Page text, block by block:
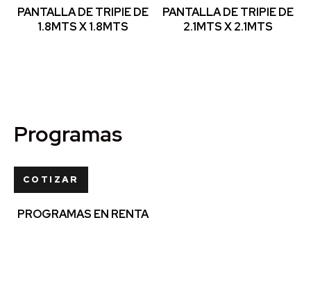
PANTALLA DE TRIPIE DE
1.8MTS X 1.8MTS
PANTALLA DE TRIPIE DE
2.1MTS X 2.1MTS
Programas
COTIZAR
PROGRAMAS EN RENTA